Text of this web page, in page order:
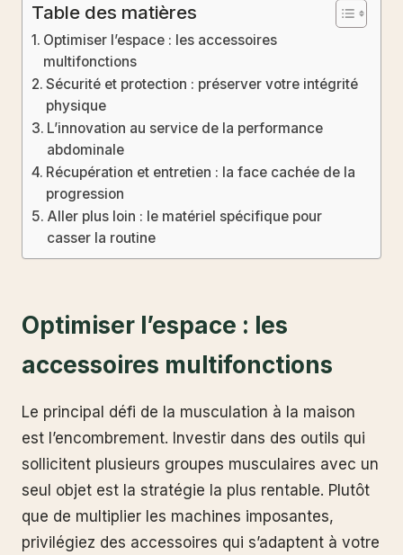
Table des matières
Optimiser l’espace : les accessoires
multifonctions
Sécurité et protection : préserver votre intégrité
physique
L’innovation au service de la performance
abdominale
Récupération et entretien : la face cachée de la
progression
Aller plus loin : le matériel spécifique pour
casser la routine
Optimiser l’espace : les
accessoires multifonctions
Le principal défi de la musculation à la maison
est l’encombrement. Investir dans des outils qui
sollicitent plusieurs groupes musculaires avec un
seul objet est la stratégie la plus rentable. Plutôt
que de multiplier les machines imposantes,
privilégiez des accessoires qui s’adaptent à votre